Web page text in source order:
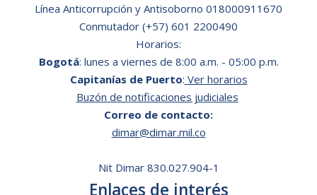
Línea Anticorrupción y Antisoborno 018000911670
Conmutador (+57) 601 2200490
Horarios:
Bogotá: lunes a viernes de 8:00 a.m. - 05:00 p.m.
Capitanías de Puerto: Ver horarios
Buzón de notificaciones judiciales
Correo de contacto:
dimar@dimar.mil.co
Nit Dimar 830.027.904-1
Enlaces de interés